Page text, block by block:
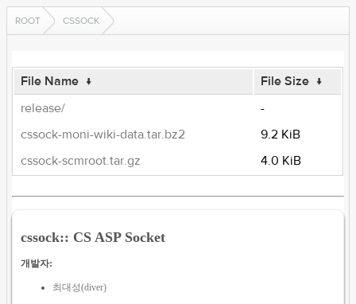
ROOT CSSOCK
File Name ↓ File Size ↓
release/
-
cssock-moni-wiki-data.tar.bz2
9.2 KiB
cssock-scmroot.tar.gz
4.0 KiB
cssock:: CS ASP Socket
개발자:
최대성(diver)